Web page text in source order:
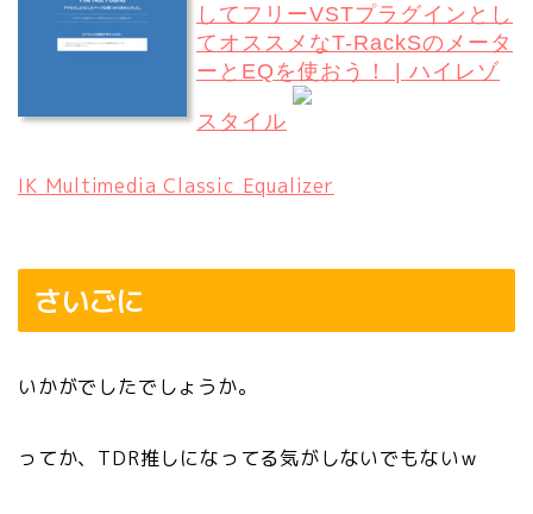
してフリーVSTプラグインとし
てオススメなT-RackSのメータ
ーとEQを使おう！ | ハイレゾ
スタイル
IK Multimedia Classic Equalizer
さいごに
いかがでしたでしょうか。
ってか、TDR推しになってる気がしないでもないｗ